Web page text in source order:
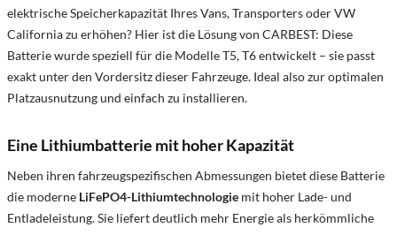
elektrische Speicherkapazität Ihres Vans, Transporters oder VW
California zu erhöhen? Hier ist die Lösung von CARBEST: Diese
Batterie wurde speziell für die Modelle T5, T6 entwickelt – sie passt
exakt unter den Vordersitz dieser Fahrzeuge. Ideal also zur optimalen
Platzausnutzung und einfach zu installieren.
Eine Lithiumbatterie mit hoher Kapazität
Neben ihren fahrzeugspezifischen Abmessungen bietet diese Batterie
die moderne LiFePO4-Lithiumtechnologie mit hoher Lade- und
Entladeleistung. Sie liefert deutlich mehr Energie als herkömmliche